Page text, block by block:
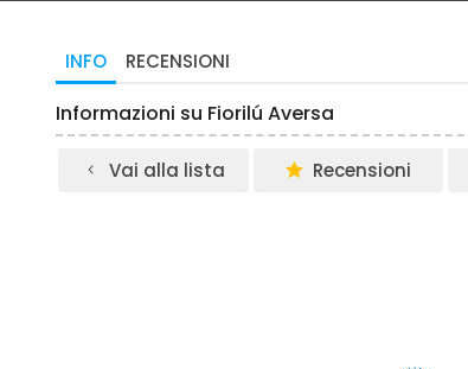
INFO RECENSIONI
Informazioni su Fiorilú Aversa
Vai alla lista Recensioni